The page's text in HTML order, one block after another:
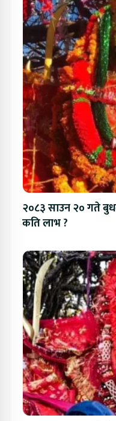
२०८३ साउन २० गते
कति लाभ ?